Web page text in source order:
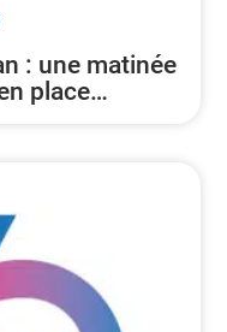
: une matinée
place…